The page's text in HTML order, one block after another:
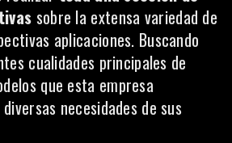
sobre la extensa variedad de
aplicaciones. Buscando
cualidades principales de
que esta empresa
necesidades de sus